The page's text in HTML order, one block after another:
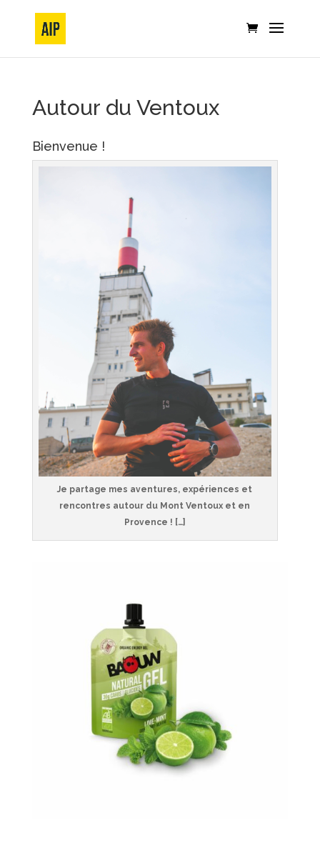
Autour du Ventoux
Bienvenue !
Je partage mes aventures, expériences et
rencontres autour du Mont Ventoux et en
Provence ! […]